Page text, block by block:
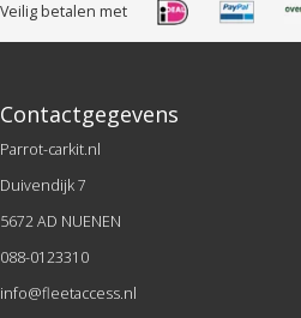
Veilig betalen met
Contactgegevens
Parrot-carkit.nl
Duivendijk 7
5672 AD NUENEN
088-0123310
info@fleetaccess.nl